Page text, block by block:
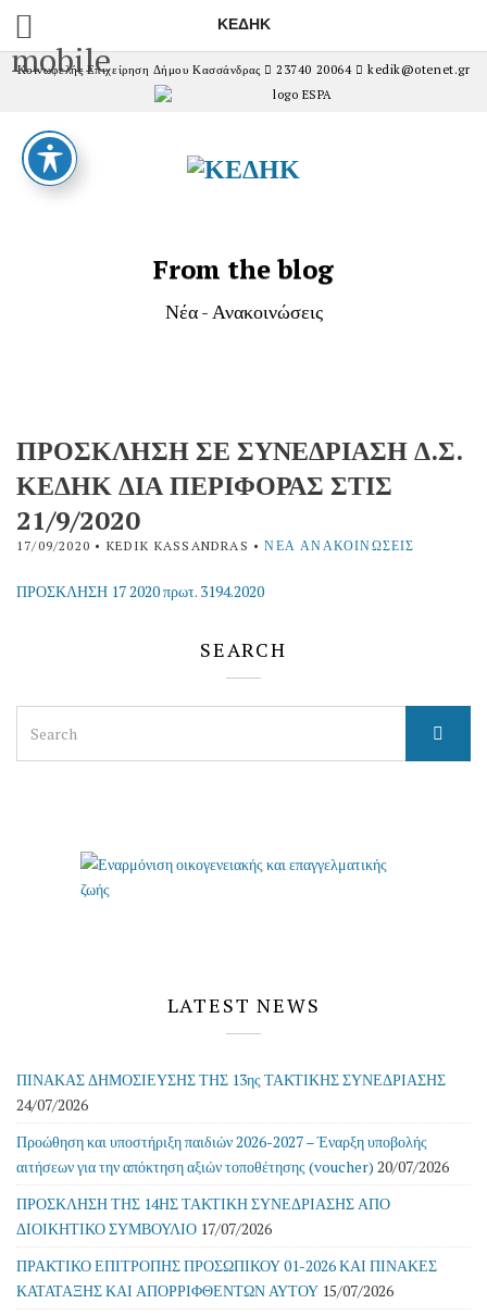
mobile
ΚΕΔΗΚ
Κοινωφελής Επιχείρηση Δήμου Κασσάνδρας 23740 20064 kedik@otenet.gr
From the blog
Νέα - Ανακοινώσεις
ΠΡΟΣΚΛΗΣΗ ΣΕ ΣΥΝΕΔΡΙΑΣΗ Δ.Σ.
ΚΕΔΗΚ ΔΙΑ ΠΕΡΙΦΟΡΑΣ ΣΤΙΣ
21/9/2020
17/09/2020 • KEDIK KASSANDRAS •ΝΈΑ ΑΝΑΚΟΙΝΏΣΕΙΣ
ΠΡΟΣΚΛΗΣΗ 17 2020 πρωτ. 3194.2020
SEARCH
for:
LATEST NEWS
ΠΙΝΑΚΑΣ ΔΗΜΟΣΙΕΥΣΗΣ ΤΗΣ 13ης ΤΑΚΤΙΚΗΣ ΣΥΝΕΔΡΙΑΣΗΣ
24/07/2026
Προώθηση και υποστήριξη παιδιών 2026-2027 – Έναρξη υποβολής
αιτήσεων για την απόκτηση αξιών τοποθέτησης (voucher) 20/07/2026
ΠΡΟΣΚΛΗΣΗ ΤΗΣ 14ΗΣ ΤΑΚΤΙΚΗ ΣΥΝΕΔΡΙΑΣΗΣ ΑΠΟ
ΔΙΟΙΚΗΤΙΚΟ ΣΥΜΒΟΥΛΙΟ 17/07/2026
ΠΡΑΚΤΙΚΟ ΕΠΙΤΡΟΠΗΣ ΠΡΟΣΩΠΙΚΟΥ 01-2026 ΚΑΙ ΠΙΝΑΚΕΣ
ΚΑΤΑΤΑΞΗΣ ΚΑΙ ΑΠΟΡΡΙΦΘΕΝΤΩΝ ΑΥΤΟΥ 15/07/2026